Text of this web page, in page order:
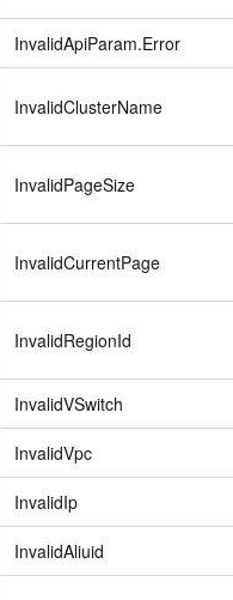
InvalidApiParam.Error
InvalidClusterName
InvalidPageSize
InvalidCurrentPage
InvalidRegionId
InvalidVSwitch
InvalidVpc
InvalidIp
InvalidAliuid